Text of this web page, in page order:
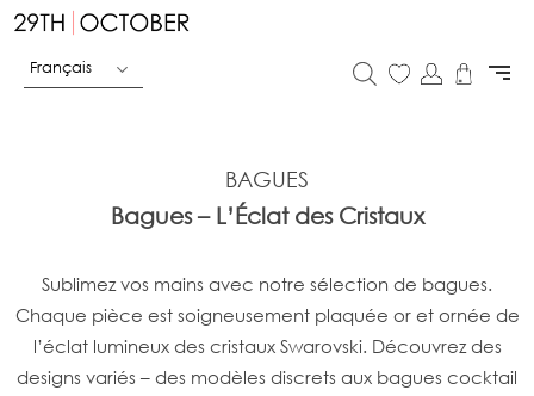
Français
BAGUES
Bagues – L’Éclat des Cristaux
Sublimez vos mains avec notre sélection de bagues.
Chaque pièce est soigneusement plaquée or et ornée de
l’éclat lumineux des cristaux Swarovski. Découvrez des
designs variés – des modèles discrets aux bagues cocktail